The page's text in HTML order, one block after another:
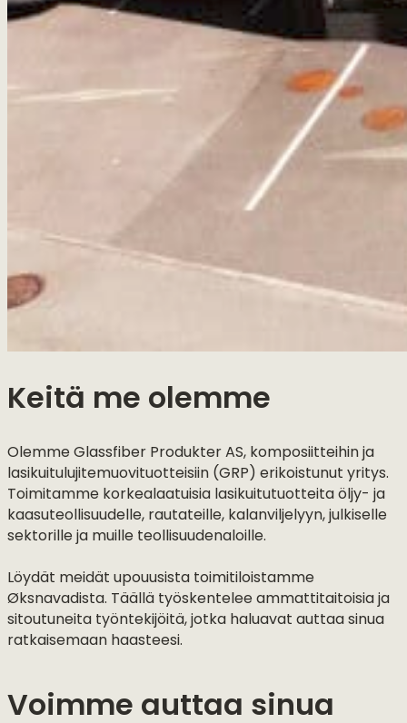
Keitä me olemme
Olemme Glassfiber Produkter AS, komposiitteihin ja
lasikuitulujitemuovituotteisiin (GRP) erikoistunut yritys.
Toimitamme korkealaatuisia lasikuitutuotteita öljy- ja
kaasuteollisuudelle, rautateille, kalanviljelyyn, julkiselle
sektorille ja muille teollisuudenaloille.
Löydät meidät upouusista toimitiloistamme
Øksnavadista. Täällä työskentelee ammattitaitoisia ja
sitoutuneita työntekijöitä, jotka haluavat auttaa sinua
ratkaisemaan haasteesi.
Voimme auttaa sinua